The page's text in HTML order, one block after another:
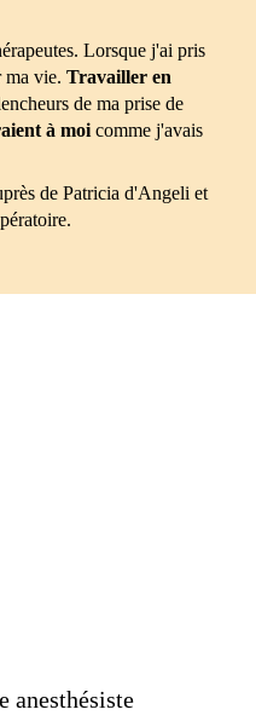
Lorsque j'ai pris
ma vie. Travailler en
de ma prise de
à moi comme j'avais
de Patricia d'Angeli et
anesthésiste